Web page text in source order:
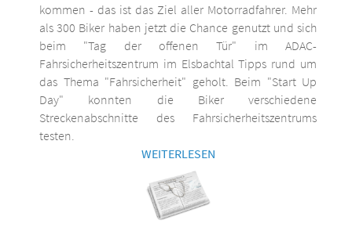
kommen - das ist das Ziel aller Motorradfahrer. Mehr
als 300 Biker haben jetzt die Chance genutzt und sich
beim "Tag der offenen Tür" im ADAC-
Fahrsicherheitszentrum im Elsbachtal Tipps rund um
das Thema "Fahrsicherheit" geholt. Beim "Start Up
Day" konnten die Biker verschiedene
Streckenabschnitte des Fahrsicherheitszentrums
testen.
WEITERLESEN